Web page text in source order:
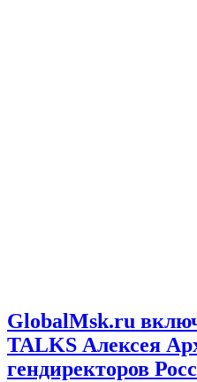
GlobalMsk.ru
TALKS Алексея
гендиректоров